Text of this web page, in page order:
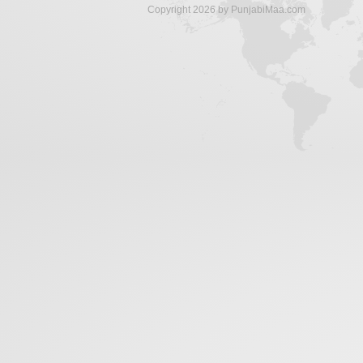
Copyright 2026 by PunjabiMaa.com